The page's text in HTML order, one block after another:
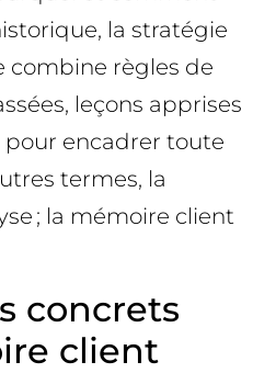
la stratégie
combine règles de
leçons apprises
encadrer toute
termes, la
; la mémoire client
concrets
client